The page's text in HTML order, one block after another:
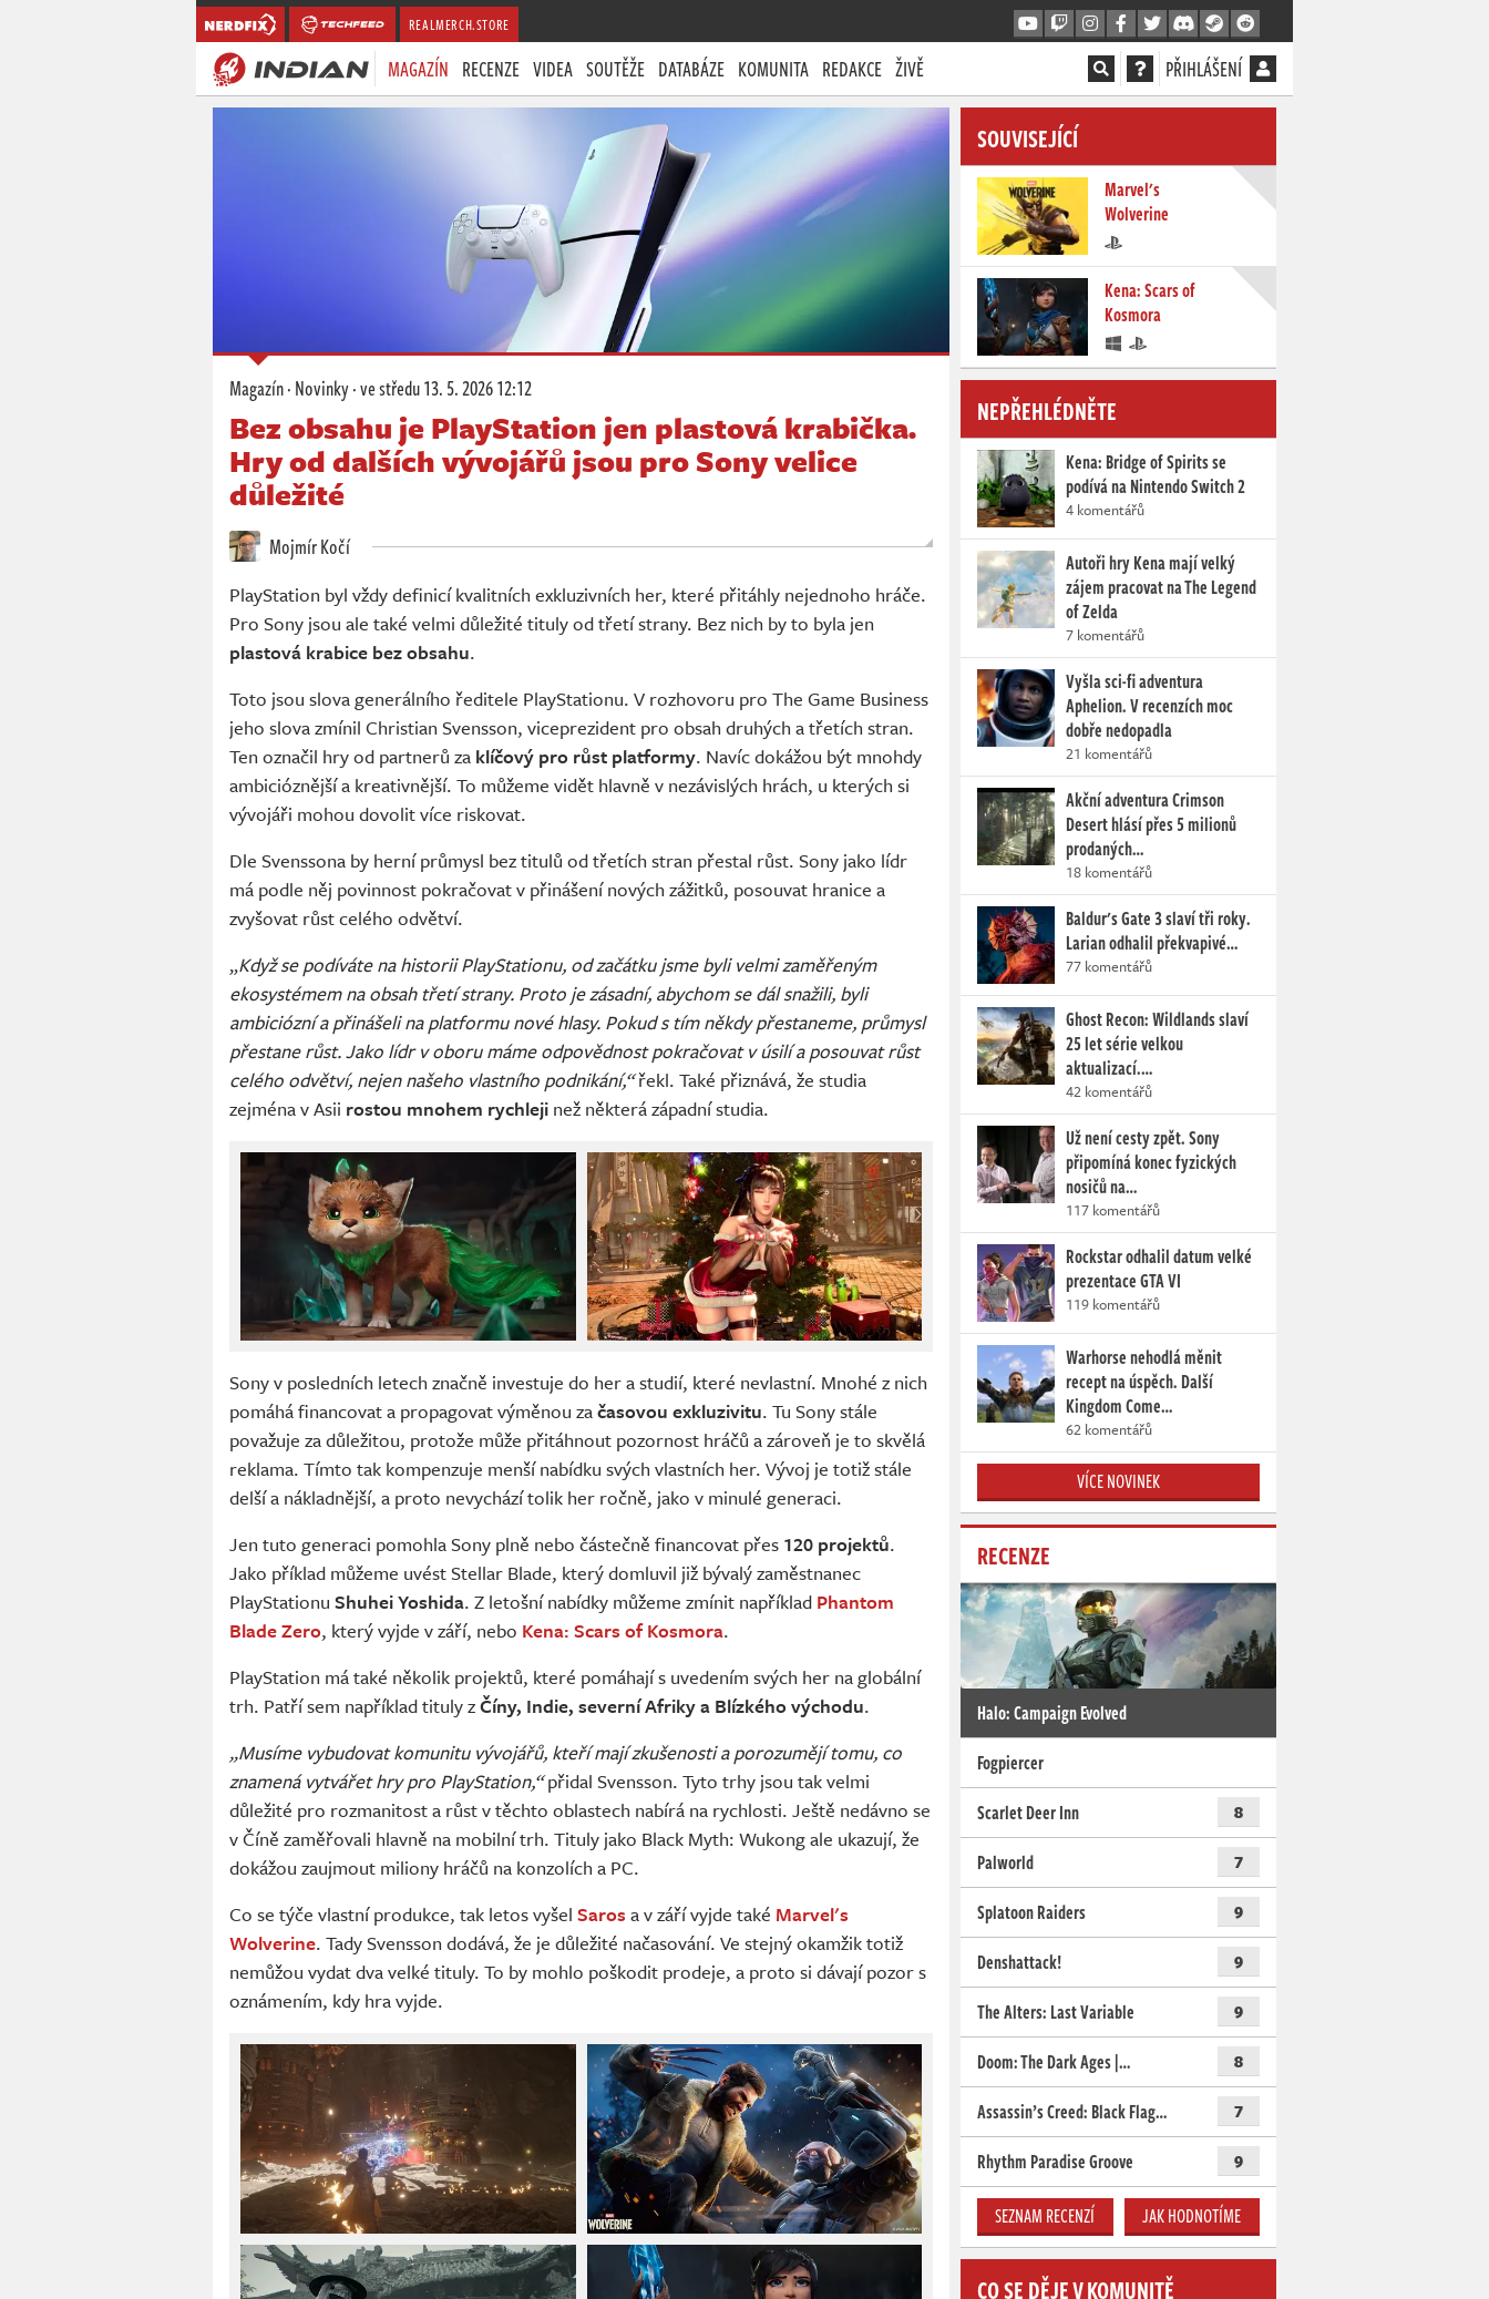
REALMERCH.STORE
MAGAZÍN RECENZE VIDEA SOUTĚŽE DATABÁZE KOMUNITA REDAKCE ŽIVĚ PŘIHLÁŠENÍ
Magazín·Novinky·ve středu13. 5. 2026 12:12
Bez obsahu je PlayStation jen plastová krabička.
Hry od dalších vývojářů jsou pro Sony velice
důležité
Mojmír Kočí
PlayStation byl vždy definicí kvalitních exkluzivních her, které přitáhly nejednoho hráče.
Pro Sony jsou ale také velmi důležité tituly od třetí strany. Bez nich by to byla jen
plastová krabice bez obsahu.
Toto jsou slova generálního ředitele PlayStationu. V rozhovoru pro The Game Business
jeho slova zmínil Christian Svensson, viceprezident pro obsah druhých a třetích stran.
Ten označil hry od partnerů za klíčový pro růst platformy. Navíc dokážou být mnohdy
ambicióznější a kreativnější. To můžeme vidět hlavně v nezávislých hrách, u kterých si
vývojáři mohou dovolit více riskovat.
Dle Svenssona by herní průmysl bez titulů od třetích stran přestal růst. Sony jako lídr
má podle něj povinnost pokračovat v přinášení nových zážitků, posouvat hranice a
zvyšovat růst celého odvětví.
„Když se podíváte na historii PlayStationu, od začátku jsme byli velmi zaměřeným
ekosystémem na obsah třetí strany. Proto je zásadní, abychom se dál snažili, byli
ambiciózní a přinášeli na platformu nové hlasy. Pokud s tím někdy přestaneme, průmysl
přestane růst. Jako lídr v oboru máme odpovědnost pokračovat v úsilí a posouvat růst
celého odvětví, nejen našeho vlastního podnikání,“řekl. Také přiznává, že studia
zejména v Asii rostou mnohem rychleji než některá západní studia.
Sony v posledních letech značně investuje do her a studií, které nevlastní. Mnohé z nich
pomáhá financovat a propagovat výměnou začasovou exkluzivitu. Tu Sony stále
považuje za důležitou, protože může přitáhnout pozornost hráčů a zároveň je to skvělá
reklama. Tímto tak kompenzuje menší nabídku svých vlastních her. Vývoj je totiž stále
delší a nákladnější, a proto nevychází tolik her ročně, jako v minulé generaci.
Jen tuto generaci pomohla Sony plně nebo částečně financovat přes 120 projektů.
Jako příklad můžeme uvést Stellar Blade, který domluvil již bývalý zaměstnanec
PlayStationu Shuhei Yoshida. Z letošní nabídky můžeme zmínit například Phantom
Blade Zero, který vyjde v září, nebo Kena: Scars of Kosmora.
PlayStation má také několik projektů, které pomáhají s uvedením svých her na globální
trh. Patří sem například tituly zČíny, Indie, severní Afriky a Blízkého východu.
„Musíme vybudovat komunitu vývojářů, kteří mají zkušenosti a porozumějí tomu, co
znamená vytvářet hry pro PlayStation,“přidal Svensson. Tyto trhy jsou tak velmi
důležité pro rozmanitost a růst v těchto oblastech nabírá na rychlosti. Ještě nedávno se
v Číně zaměřovali hlavně na mobilní trh. Tituly jako Black Myth: Wukong ale ukazují, že
dokážou zaujmout miliony hráčů na konzolích a PC.
Co se týče vlastní produkce, tak letos vyšel Saros a v září vyjde také Marvel's
Wolverine. Tady Svensson dodává, že je důležité načasování. Ve stejný okamžik totiž
nemůžou vydat dva velké tituly. To by mohlo poškodit prodeje, a proto si dávají pozor s
oznámením, kdy hra vyjde.
SOUVISEJÍCÍ
Marvel's
Wolverine
Kena: Scars of
Kosmora
NEPŘEHLÉDNĚTE
Kena: Bridge of Spirits se
podívá na Nintendo Switch 2
4 komentářů
Autoři hry Kena mají velký
zájem pracovat na The Legend
of Zelda
7 komentářů
Vyšla sci-fi adventura
Aphelion. V recenzích moc
dobře nedopadla
21 komentářů
Akční adventura Crimson
Desert hlásí přes 5 milionů
prodaných…
18 komentářů
Baldur's Gate 3 slaví tři roky.
Larian odhalil překvapivé…
77 komentářů
Ghost Recon: Wildlands slaví
25 let série velkou
aktualizací.…
42 komentářů
Už není cesty zpět. Sony
připomíná konec fyzických
nosičů na…
117 komentářů
Rockstar odhalil datum velké
prezentace GTA VI
119 komentářů
Warhorse nehodlá měnit
recept na úspěch. Další
Kingdom Come…
62 komentářů
VÍCE NOVINEK
RECENZE
Halo: Campaign Evolved
Fogpiercer
Scarlet Deer Inn
8
Palworld 7
Splatoon Raiders 9
Denshattack! 9
The Alters: Last Variable 9
Doom: The Dark Ages |… 8
Assassin’s Creed: Black Flag… 7
Rhythm Paradise Groove 9
SEZNAM RECENZÍ JAK HODNOTÍME
CO SE DĚJE V KOMUNITĚ